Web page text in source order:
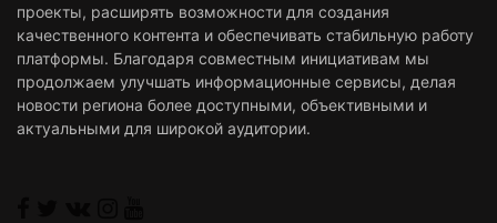
проекты, расширять возможности для создания
качественного контента и обеспечивать стабильную работу
платформы. Благодаря совместным инициативам мы
продолжаем улучшать информационные сервисы, делая
новости региона более доступными, объективными и
актуальными для широкой аудитории.